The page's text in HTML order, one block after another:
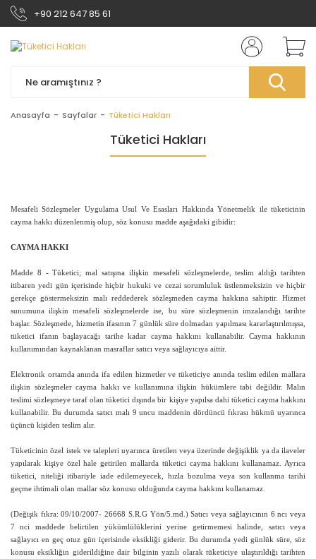
+90 212 647 85 61
Anasayfa Sayfalar Tüketici Hakları
Tüketici Hakları
Mesafeli Sözleşmeler Uygulama Usul Ve Esasları Hakkında Yönetmelik ile tüketicinin
cayma hakkı düzenlenmiş olup, söz konusu madde aşağıdaki gibidir:
CAYMA HAKKI
Madde 8 - Tüketici; mal satışına ilişkin mesafeli sözleşmelerde, teslim aldığı tarihten
itibaren yedi gün içerisinde hiçbir hukuki ve cezai sorumluluk üstlenmeksizin ve hiçbir
gerekçe göstermeksizin malı reddederek sözleşmeden cayma hakkına sahiptir. Hizmet
sunumuna ilişkin mesafeli sözleşmelerde ise, bu süre sözleşmenin imzalandığı tarihte
başlar. Sözleşmede, hizmetin ifasının 7 günlük süre dolmadan yapılması kararlaştırılmışsa,
tüketici ifanın başlayacağı tarihe kadar cayma hakkını kullanabilir. Cayma hakkının
kullanımından kaynaklanan masraflar satıcı veya sağlayıcıya aittir.
Elektronik ortamda anında ifa edilen hizmetler ve tüketiciye anında teslim edilen mallara
ilişkin sözleşmeler cayma hakkı ve kullanımına ilişkin hükümlere tabi değildir. Malın
teslimi sözleşmeye taraf olan tüketici dışında bir kişiye yapılsa dahi tüketici cayma hakkını
kullanabilir. Bu durumda satıcı malı 9 uncu maddenin dördüncü fıkrası hükmü uyarınca
üçüncü kişiden teslim alır.
Tüketicinin özel istek ve talepleri uyarınca üretilen veya üzerinde değişiklik ya da ilaveler
yapılarak kişiye özel hale getirilen mallarda tüketici cayma hakkını kullanamaz. Ayrıca
tüketici, niteliği itibariyle iade edilemeyecek, hızla bozulma veya son kullanma tarihi
geçme ihtimali olan mallar söz konusu olduğunda cayma hakkını kullanamaz.
(Değişik fıkra: 09/10/2007- 26668 S.R.G Yön/5.md.) Satıcı veya sağlayıcının 6 ncı veya
7 nci maddede belirtilen yükümlülüklerini yerine getirmemesi halinde, satıcı veya
sağlayıcı en geç otuz gün içerisinde eksikliği giderir. Bu durumda yedi günlük süre, söz
konusu eksikliğin giderildiğine dair bilginin yazılı olarak tüketiciye ulaştırıldığı tarihten